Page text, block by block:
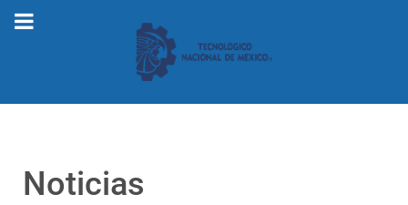
Noticias